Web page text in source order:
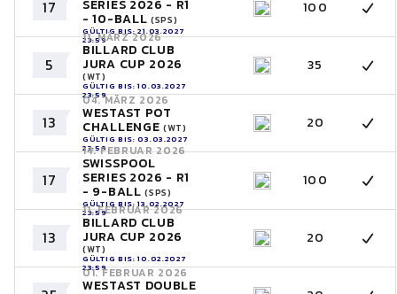
17 SERIES 2026 - R1
- 10-BALL (SPS)
GÜLTIG BIS: 21.03.2027
23:59
100
5
11. MÄRZ 2026
BILLARD CLUB
JURA CUP 2026
(WT)
GÜLTIG BIS: 10.03.2027
23:59
35
13
04. MÄRZ 2026
WESTAST POT
CHALLENGE (WT)
GÜLTIG BIS: 03.03.2027
23:59
20
17
14. FEBRUAR 2026
SWISSPOOL
SERIES 2026 - R1
- 9-BALL(SPS)
GÜLTIG BIS: 13.02.2027
23:59
100
13
11. FEBRUAR 2026
BILLARD CLUB
JURA CUP 2026
(WT)
GÜLTIG BIS: 10.02.2027
23:59
20
01. FEBRUAR 2026
WESTAST DOUBLE